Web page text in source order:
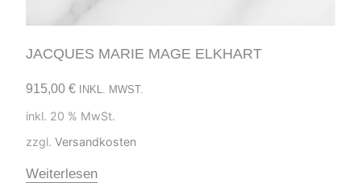
JACQUES MARIE MAGE ELKHART
915,00 € INKL. MWST.
inkl. 20 % MwSt.
zzgl. Versandkosten
Weiterlesen